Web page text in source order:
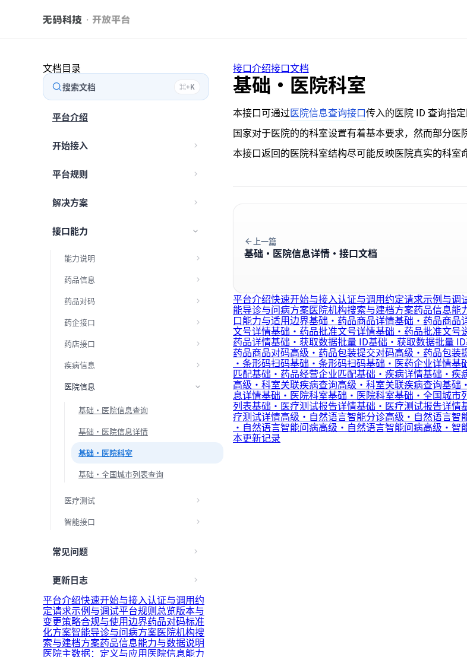
文档目录
搜索文档 ⌘+K
平台介绍
开始接入
平台规则
解决方案
接口能力
能力说明
药品信息
药品对码
药企接口
药店接口
疾病信息
医院信息
基础·医院信息查询
基础·医院信息详情
基础·医院科室
基础·全国城市列表查询
医疗测试
智能接口
常见问题
更新日志
平台介绍快速开始与接入认证与调用约
定请求示例与调试平台规则总览版本与
变更策略合规与使用边界药品对码标准
化方案智能导诊与问病方案医院机构搜
索与建档方案药品信息能力与数据说明
医院主数据：定义与应用医院信息能力
接口介绍接口文档
基础·医院科室
本接口可通过医院信息查询接口传入的医院 ID 查询指
国家对于医院的的科室设置有着基本要求，然而部分医
本接口返回的医院科室结构尽可能反映医院真实的科室
上一篇
基础·医院信息详情·接口文档
平台介绍快速开始与接入认证与调用约定请求示例与调
能导诊与问病方案医院机构搜索与建档方案药品信息能
口能力与适用边界基础·药品商品详情基础·药品商品
文号详情基础·药品批准文号详情基础·药品批准文号
药品详情基础·获取数据批量 ID基础·获取数据批量 ID
药品商品对码高级·药品包装提交对码高级·药品包装
·条形码扫码基础·条形码扫码基础·医药企业详情基
匹配基础·药品经营企业匹配基础·疾病详情基础·疾
高级·科室关联疾病查询高级·科室关联疾病查询基础
息详情基础·医院科室基础·医院科室基础·全国城市
列表基础·医疗测试报告详情基础·医疗测试报告详情
疗测试详情高级·自然语言智能分诊高级·自然语言智
·自然语言智能问病高级·自然语言智能问病高级·智
本更新记录